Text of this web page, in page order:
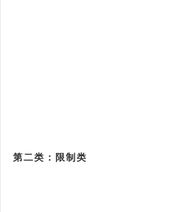
第二类：限制类